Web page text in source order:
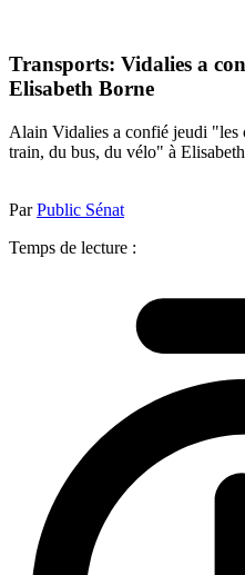
Transports: Vidalies a
Elisabeth Borne
Alain Vidalies a confié jeudi "les
train, du bus, du vélo" à
ParPublic Sénat
Temps de lecture :